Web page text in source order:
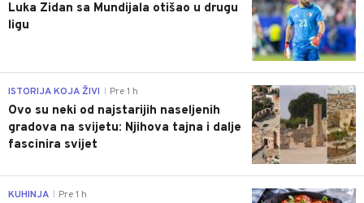
Luka Zidan sa Mundijala otišao u drugu
ligu
0
ISTORIJA KOJA ŽIVI Pre 1 h
Ovo su neki od najstarijih naseljenih
gradova na svijetu: Njihova tajna i dalje
fascinira svijet
0
KUHINJA Pre 1 h